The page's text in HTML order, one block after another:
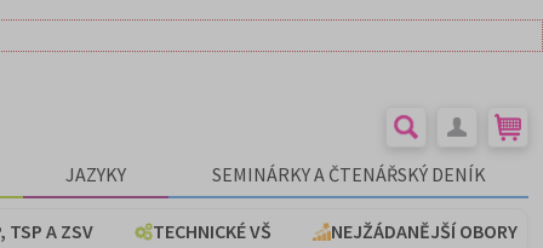
JAZYKY SEMINÁRKY A ČTENÁŘSKÝ DENÍK
TSP A ZSV TECHNICKÉ VŠ NEJŽÁDANĚJŠÍ OBORY